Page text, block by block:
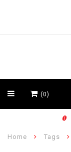
(0)
Home Tags